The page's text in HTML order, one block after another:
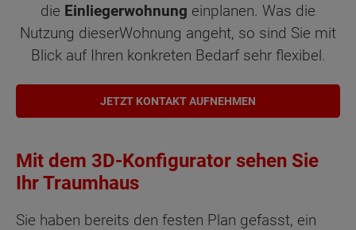
die Einliegerwohnung einplanen. Was die
Nutzung dieserWohnung angeht, so sind Sie mit
Blick auf Ihren konkreten Bedarf sehr flexibel.
JETZT KONTAKT AUFNEHMEN
Mit dem 3D-Konfigurator sehen Sie
Ihr Traumhaus
Sie haben bereits den festen Plan gefasst, ein